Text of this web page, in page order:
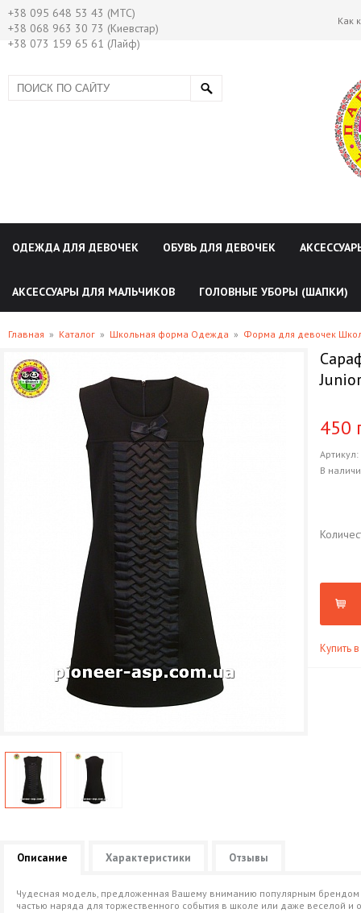
+38 095 648 53 43 (МТС)
+38 068 963 30 73 (Киевстар)
+38 073 159 65 61 (Лайф)
Как
ОДЕЖДА ДЛЯ ДЕВОЧЕК ОБУВЬ ДЛЯ ДЕВОЧЕК
АКСЕССУАРЫ ДЛЯ МАЛЬЧИКОВ ГОЛОВНЫЕ УБОРЫ (ШАПКИ)
Главная » Каталог » Школьная форма Одежда » Форма для девочек
450
Артикул:
В
Купить
Описание Характеристики Отзывы
Чудесная модель, предложенная Вашему вниманию популярным брендом
частью наряда для торжественного события в школе или даже веселой